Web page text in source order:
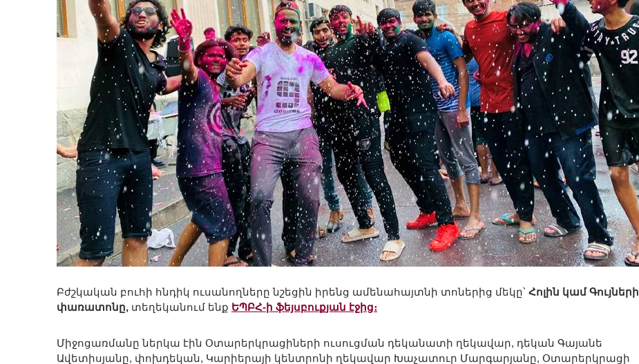
Բժշկական բուհի հնդիկ ուսանողները նշեցին իրենց ամենահայտնի տոներից մեկը՝ Հոլին կամ Գույների
փառատոնը, տեղեկանում ենք ԵՊԲՀ-ի ֆեյսբուքյան էջից։
Միջոցառմանը ներկա էին Օտարերկրացիների ուսուցման դեկանատի ղեկավար, դեկան Գայանե
Ավետիսյանը, փոխդեկան, Կարիերայի կենտրոնի ղեկավար Խաչատուր Մարգարյանը, Օտարերկրացի